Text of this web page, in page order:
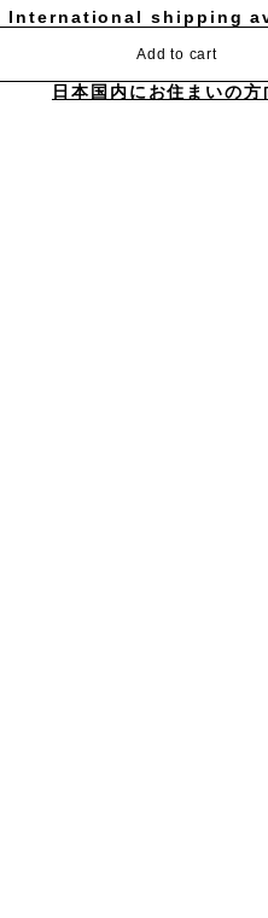
International shipping
Add to cart
日本国内にお住まいの方